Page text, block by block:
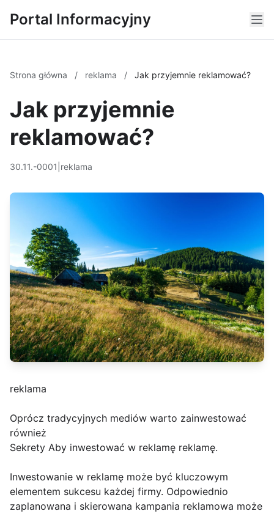
Portal Informacyjny
Strona główna / reklama / Jak przyjemnie reklamować?
Jak przyjemnie
reklamować?
30.11.-0001 reklama
reklama
Oprócz tradycyjnych mediów warto zainwestować
również
Sekrety Aby inwestować w reklamę reklamę.
Inwestowanie w reklamę może być kluczowym
elementem sukcesu każdej firmy. Odpowiednio
zaplanowana i skierowana kampania reklamowa może